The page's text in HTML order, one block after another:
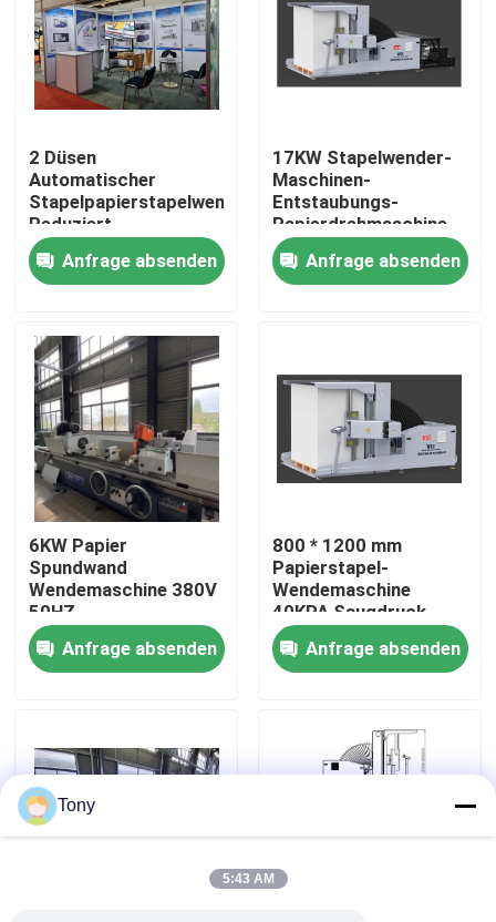
Zu Hause
Produkte
Über uns
Werksbesichtigung
Qualitätskontrolle
Kontakt mit uns
Rechtssachen
Bitte um ein Angebot
2 Düsen
Automatischer
Stapelpapierstapelwender
Reduziert
Tintengeruch
Anfrage absenden
17KW Stapelwender-
Maschinen-
Entstaubungs-
Papierdrehmaschine
Anfrage absenden
6KW Papier
Spundwand
Wendemaschine 380V
50HZ
Staubentfernung
Anfrage absenden
800 * 1200 mm
Papierstapel-
Wendemaschine
40KPA Saugdruck
Anfrage absenden
Tony
5:43 AM